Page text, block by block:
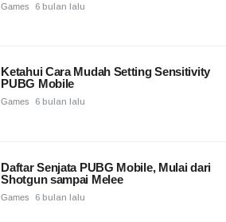
Games 6 bulan lalu
Ketahui Cara Mudah Setting Sensitivity
PUBG Mobile
Games 6 bulan lalu
Daftar Senjata PUBG Mobile, Mulai dari
Shotgun sampai Melee
Games 6 bulan lalu